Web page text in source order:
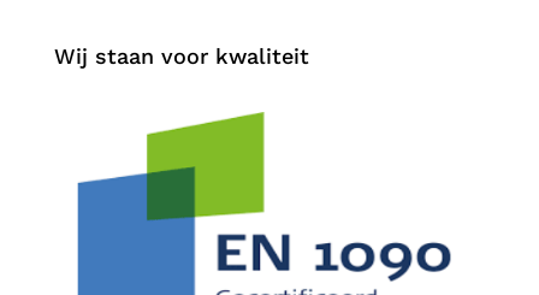
Wij staan voor kwaliteit